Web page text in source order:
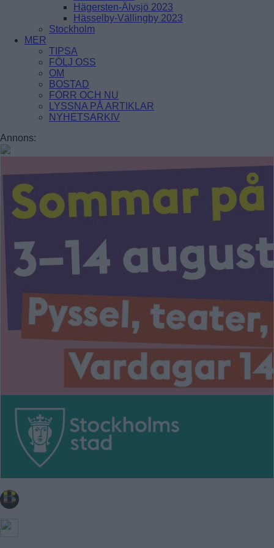
GAMLA ENSKEDE
HAGSÄTRA
HÖGDALEN
JOHANNESHOV
RÅGSVED
STUREBY
ÅRSTA
ÖRBY
ÖSTBERGA
Farsta
FARSTA STRAND
HÖKARÄNGEN
LARSBODA
SKÖNDAL
TALLKROGEN
Hägersten-Älvsjö 2023
Hässelby-Vällingby 2023
Stockholm
MER
TIPSA
FÖLJ OSS
OM
BOSTAD
FÖRR OCH NU
LYSSNA PÅ ARTIKLAR
NYHETSARKIV
Annons: